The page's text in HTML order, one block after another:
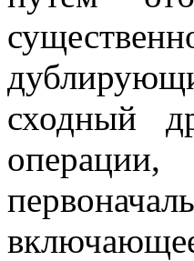
сходный